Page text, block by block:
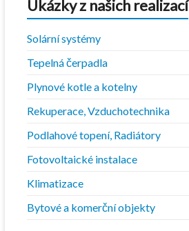
Ukázky z našich realizací
Solární systémy
Tepelná čerpadla
Plynové kotle a kotelny
Rekuperace, Vzduchotechnika
Podlahové topení, Radiátory
Fotovoltaické instalace
Klimatizace
Bytové a komerční objekty